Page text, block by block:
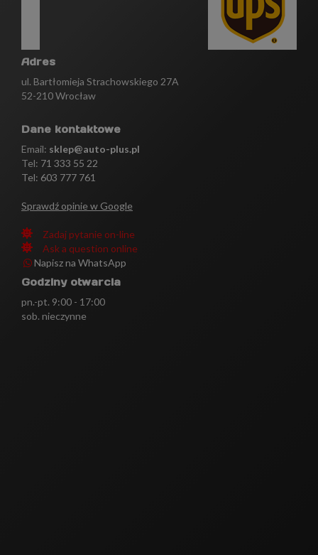
Adres
ul. Bartłomieja Strachowskiego 27A
52-210 Wrocław
Dane kontaktowe
Email: sklep@auto-plus.pl
Tel: 71 333 55 22
Tel: 603 777 761
Sprawdź opinie w Google
Zadaj pytanie on-line
Ask a question online
Napisz na WhatsApp
Godziny otwarcia
pn.-pt. 9:00 - 17:00
sob. nieczynne